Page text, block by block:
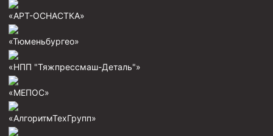
Пробки цементировочные
Скребки корончатые СК и тросовые СТ
Башмаки колонные
Инструмент для бурения и КРС (ловильный, аварийный)
«АРТ-ОСНАСТКА»
«Тюменьбургео»
«НПП "Тяжпрессмаш-Деталь"»
«МЕПОС»
«АлгоритмТехГрупп»